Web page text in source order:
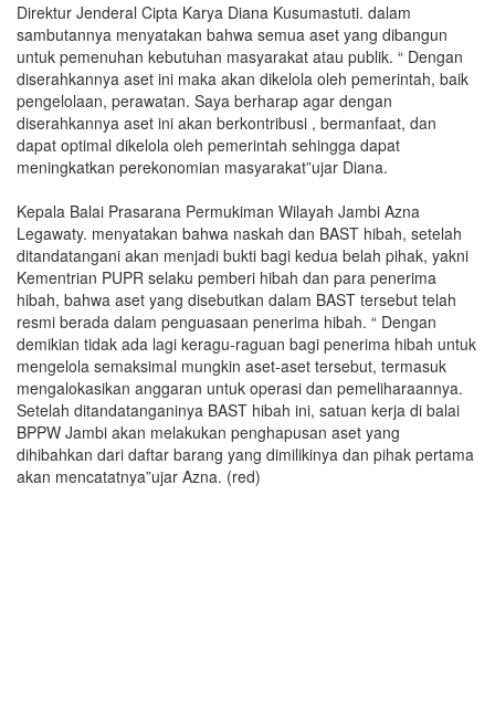
Direktur Jenderal Cipta Karya Diana Kusumastuti. dalam
sambutannya menyatakan bahwa semua aset yang dibangun
untuk pemenuhan kebutuhan masyarakat atau publik. “ Dengan
diserahkannya aset ini maka akan dikelola oleh pemerintah, baik
pengelolaan, perawatan. Saya berharap agar dengan
diserahkannya aset ini akan berkontribusi , bermanfaat, dan
dapat optimal dikelola oleh pemerintah sehingga dapat
meningkatkan perekonomian masyarakat”ujar Diana.
Kepala Balai Prasarana Permukiman Wilayah Jambi Azna
Legawaty. menyatakan bahwa naskah dan BAST hibah, setelah
ditandatangani akan menjadi bukti bagi kedua belah pihak, yakni
Kementrian PUPR selaku pemberi hibah dan para penerima
hibah, bahwa aset yang disebutkan dalam BAST tersebut telah
resmi berada dalam penguasaan penerima hibah. “ Dengan
demikian tidak ada lagi keragu-raguan bagi penerima hibah untuk
mengelola semaksimal mungkin aset-aset tersebut, termasuk
mengalokasikan anggaran untuk operasi dan pemeliharaannya.
Setelah ditandatanganinya BAST hibah ini, satuan kerja di balai
BPPW Jambi akan melakukan penghapusan aset yang
dihibahkan dari daftar barang yang dimilikinya dan pihak pertama
akan mencatatnya”ujar Azna. (red)